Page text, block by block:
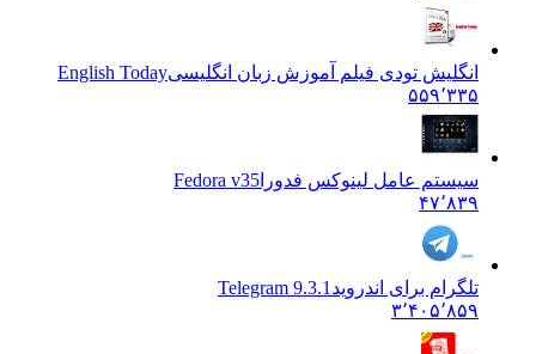
انگلیش تودی فیلم آموزش زبان انگليسیEnglish Today
۵۵۹٬۳۳۵
سیستم عامل لینوکس فدورا Fedora v35
۴۷٬۸۳۹
تلگرام برای اندروید Telegram 9.3.1
۳٬۴۰۵٬۸۵۹